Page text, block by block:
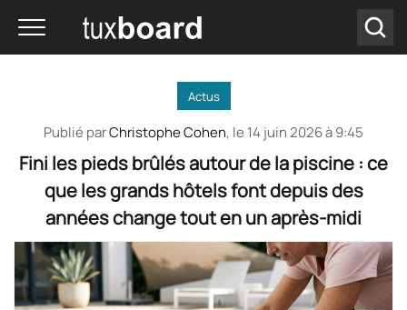
Actus
Publié parChristophe Cohen, le 14 juin 2026 à 9:45
Fini les pieds brûlés autour de la piscine : ce
que les grands hôtels font depuis des
années change tout en un après-midi